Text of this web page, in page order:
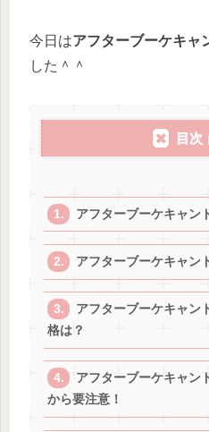
今日はアフターブーケキャ
した＾＾
目次
アフターブーケキャン
アフターブーケキャン
アフターブーケキャン
格は？
アフターブーケキャン
から要注意！